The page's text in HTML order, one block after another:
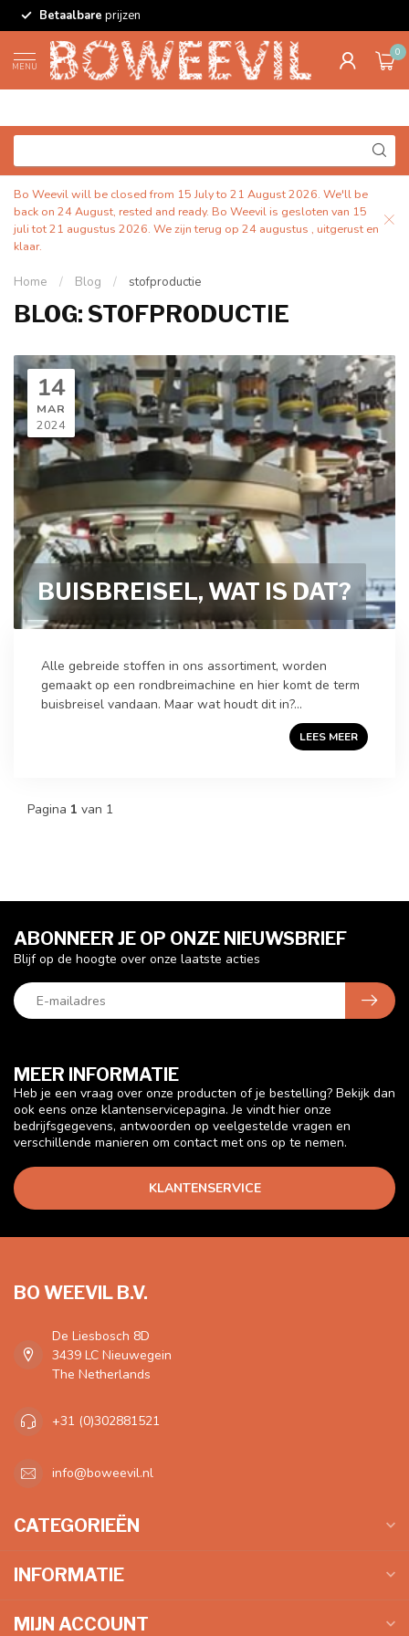
Betaalbare prijzen
MENU
0
Bo Weevil will be closed from 15 July to 21 August 2026. We'll be
back on 24 August, rested and ready. Bo Weevil is gesloten van 15
juli tot 21 augustus 2026. We zijn terug op 24 augustus , uitgerust en
klaar.
Home / Blog / stofproductie
BLOG: STOFPRODUCTIE
14
MAR
2024
BUISBREISEL, WAT IS DAT?
Alle gebreide stoffen in ons assortiment, worden
gemaakt op een rondbreimachine en hier komt de term
buisbreisel vandaan. Maar wat houdt dit in?...
LEES MEER
Pagina 1 van 1
MEER INFORMATIE
Heb je een vraag over onze producten of je bestelling? Bekijk dan
ook eens onze klantenservicepagina. Je vindt hier onze
bedrijfsgegevens, antwoorden op veelgestelde vragen en
verschillende manieren om contact met ons op te nemen.
KLANTENSERVICE
ABONNEER JE OP ONZE NIEUWSBRIEF
Blijf op de hoogte over onze laatste acties
BO WEEVIL B.V.
De Liesbosch 8D
3439 LC Nieuwegein
The Netherlands
+31 (0)302881521
info@boweevil.nl
CATEGORIEËN
INFORMATIE
MIJN ACCOUNT